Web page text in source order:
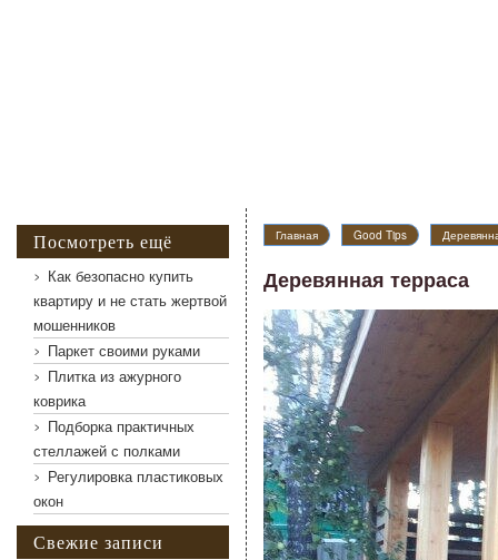
Главная Good Tips
Деревянная терраса
Посмотреть ещё
Как безопасно купить
квартиру и не стать жертвой
мошенников
Паркет своими руками
Плитка из ажурного
коврика
Подборка практичных
стеллажей с полками
Регулировка пластиковых
окон
Свежие записи